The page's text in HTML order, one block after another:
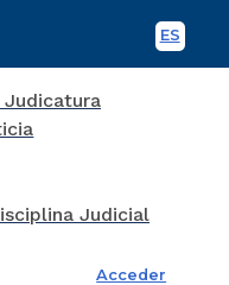
ES
Acceder